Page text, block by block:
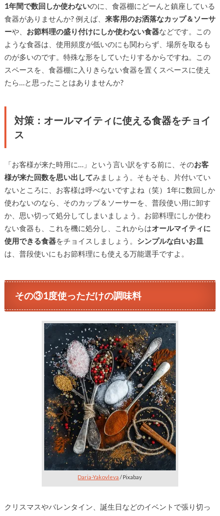
1年間で数回しか使わないのに、食器棚にどーんと鎮座している
食器がありませんか? 例えば、 来客用のお洒落なカップ＆ソーサ
ーや、 お節料理の盛り付けにしか使わない食器などです。この
ような食器は、使用頻度が低いのにも関わらず、場所を取るも
のが多いのです。特殊な形をしていたりするからですね。この
スペースを、食器棚に入りきらない食器を置くスペースに使え
たら…と思ったことはありませんか?
対策：オールマイティに使える食器をチョイ
ス
「お客様が来た時用に…」という言い訳をする前に、そのお客
様が来た回数を思い出してみましょう。そもそも、片付いてい
ないところに、お客様は呼べないですよね（笑）1年に数回しか
使わないのなら、そのカップ＆ソーサーを、普段使い用に卸す
か、思い切って処分してしまいましょう。お節料理にしか使わ
ない食器も、これを機に処分し、これからはオールマイティに
使用できる食器をチョイスしましょう。 シンプルな白いお皿
は、普段使いにもお節料理にも使える万能選手ですよ。
その③1度使っただけの調味料
Daria-Yakovleva / Pixabay
クリスマスやバレンタイン、誕生日などのイベントで張り切っ